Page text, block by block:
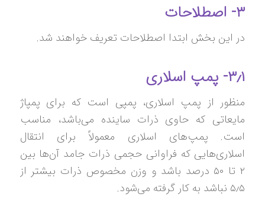
۳- اصطلاحات
در این بخش ابتدا اصطلاحات تعریف خواهند شد.
۳٫۱- پمپ اسلاری
منظور از پمپ اسلاری، پمپی است که برای پمپاژ
مایعاتی که حاوی ذرات ساینده می‌باشد، مناسب
است. پمپ‌های اسلاری معمولاً برای انتقال
اسلاری‌هایی که فراوانی حجمی ذرات جامد آن‌ها بین
۲ تا ۵۰ درصد باشد و وزن مخصوص ذرات بیشتر از
۵٫۵ نباشد به کار گرفته می‌شود.